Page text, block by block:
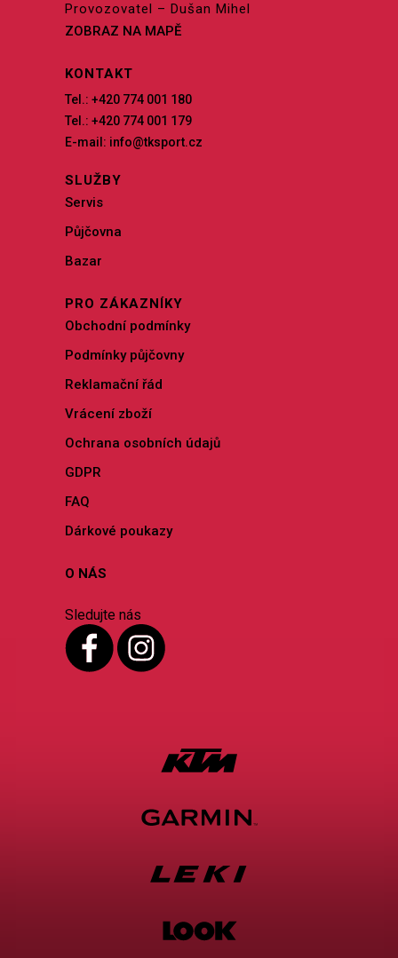
Provozovatel – Dušan Mihel
ZOBRAZ NA MAPĚ
KONTAKT
Tel.: +420 774 001 180
Tel.: +420 774 001 179
E-mail: info@tksport.cz
SLUŽBY
Servis
Půjčovna
Bazar
PRO ZÁKAZNÍKY
Obchodní podmínky
Podmínky půjčovny
Reklamační řád
Vrácení zboží
Ochrana osobních údajů
GDPR
FAQ
Dárkové poukazy
O NÁS
Sledujte nás